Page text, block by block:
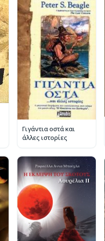
Γιγάντια οστά και
άλλες ιστορίες